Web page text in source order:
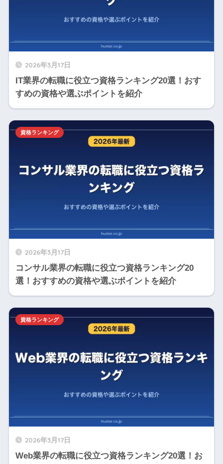
2026年3月17日
IT業界の転職に役立つ資格ランキング20選！おす
すめの資格や選ぶポイントを紹介
2026年3月17日
コンサル業界の転職に役立つ資格ランキング20
選！おすすめの資格や選ぶポイントを紹介
資格ランキング
2026年3月17日
Web業界の転職に役立つ資格ランキング20選！お
資格ランキング